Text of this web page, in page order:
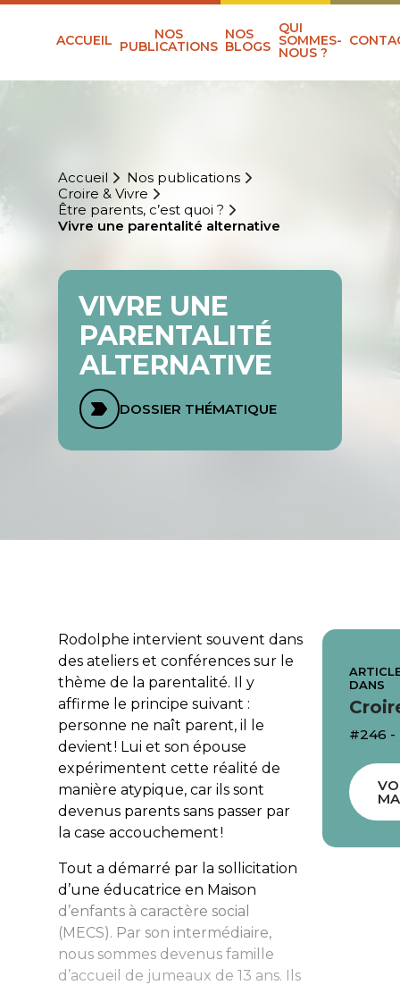
ACCUEIL NOS
PUBLICATIONS
NOS
BLOGS
QUI
SOMMES-
NOUS ?
Accueil
Nos publications
Croire & Vivre
Être parents, c’est quoi ?
Vivre une parentalité alternative
VIVRE UNE
PARENTALITÉ
ALTERNATIVE
DOSSIER THÉMATIQUE
Rodolphe intervient souvent dans
des ateliers et conférences sur le
thème de la parentalité. Il y
affirme le principe suivant :
personne ne naît parent, il le
devient ! Lui et son épouse
expérimentent cette réalité de
manière atypique, car ils sont
devenus parents sans passer par
la case accouchement !
Tout a démarré par la sollicitation
d’une éducatrice en Maison
d’enfants à caractère social
(MECS). Par son intermédiaire,
nous sommes devenus famille
d’accueil de jumeaux de 13 ans. Ils
DANS
#246 -